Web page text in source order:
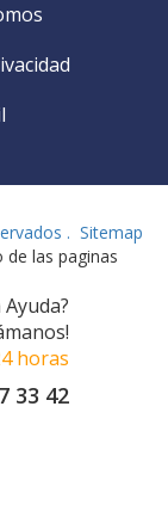
. Sitemap
las paginas
horas
33 42